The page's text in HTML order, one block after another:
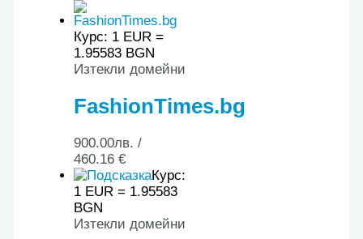
Курс: 1 EUR =
1.95583 BGN
Изтекли домейни
FashionTimes.bg
900.00лв. /
460.16 €
Курс:
1 EUR = 1.95583
BGN
Изтекли домейни